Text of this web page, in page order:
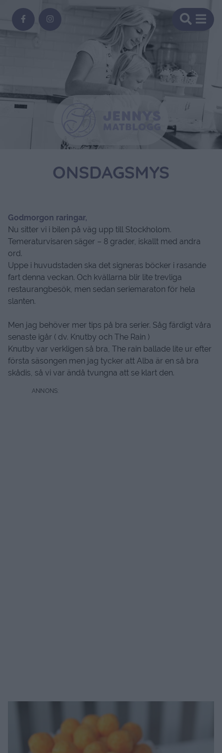
ONSDAGSMYS
Godmorgon raringar,
Nu sitter vi i bilen på väg upp till Stockholom.
Temeraturvisaren säger – 8 grader, iskallt med andra
ord.
Uppe i huvudstaden ska det signeras böcker i rasande
fart denna veckan. Och kvällarna blir lite trevliga
restaurangbesök, men sedan seriemaraton för hela
slanten.
Men jag behöver mer tips på bra serier. Såg färdigt våra
senaste igår ( dv. Knutby och The Rain )
Knutby var verkligen så bra, The rain ballade lite ur efter
första säsongen men jag tycker att Alba är en så bra
skådis, så vi var ändå tvungna att se klart den.